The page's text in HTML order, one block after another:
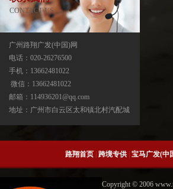
宝马X3分动箱/器ATC13-ATC450-ATC45L-
CONTACT US
广州路翔广发(中国)网
电话：020-26276500
手机：13662481022
微信：13662481022
邮箱：114936201@qq.com
地址：广州市白云区太和镇北村汽配城
路翔首页 跨境专供 宝马广发(中
Copyright © 2006